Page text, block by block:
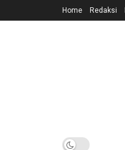
Home Redaksi